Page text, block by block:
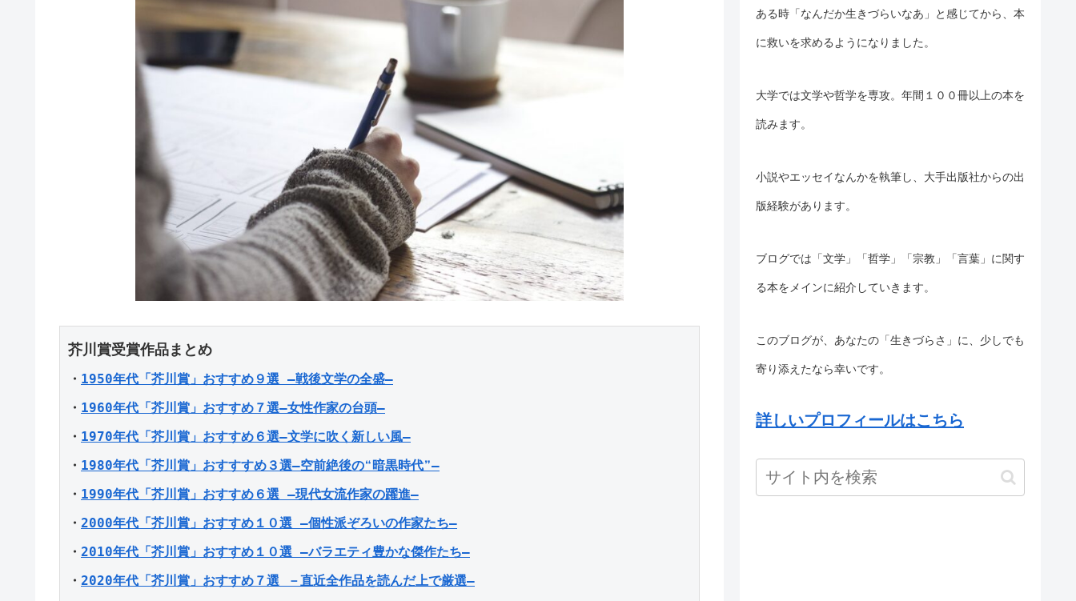
・ 1950年代「芥川賞」おすすめ９選 ―戦後文学の全盛―
・ 1960年代「芥川賞」おすすめ７選―女性作家の台頭―
・ 1970年代「芥川賞」おすすめ６選―文学に吹く新しい風―
・ 1980年代「芥川賞」おすすすめ３選―空前絶後の❝暗黒時代❞―
・ 1990年代「芥川賞」おすすめ６選 ―現代女流作家の躍進―
・ 2000年代「芥川賞」おすすめ１０選 ―個性派ぞろいの作家たち―
・ 2010年代「芥川賞」おすすめ１０選 ―バラエティ豊かな傑作たち―
・ 2020年代「芥川賞」おすすめ７選 －直近全作品を読んだ上で厳選―
ある時「なんだか生きづらいなあ」と感じてから、本
に救いを求めるようになりました。
大学では文学や哲学を専攻。年間１００冊以上の本を
読みます。
小説やエッセイなんかを執筆し、大手出版社からの出
版経験があります。
ブログでは「文学」「哲学」「宗教」「言葉」に関す
る本をメインに紹介していきます。
このブログが、あなたの「生きづらさ」に、少しでも
寄り添えたなら幸いです。
詳しいプロフィールはこちら